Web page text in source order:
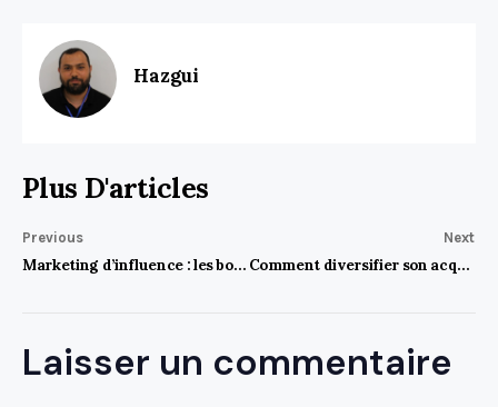
Hazgui
Plus D'articles
Previous
Marketing d’influence : les bonnes pratiques pour des campagnes réussies en 2023
Next
Comment diversifier son acquisition de trafic pour site un e-commerce ?
Laisser un commentaire